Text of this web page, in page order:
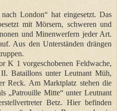
London“ hat eingesetzt. Das
mit Mörsern, schweren und
und Minenwerfern jeder Art.
Aus den Unterständen drängen
K 1 vorgeschobenen Feldwache,
Bataillons unter Leutnant Müh,
Reck. Am Marktplatz stehen die
„Patrouille Mitte“ unter Leutnant
Betz. Hier befinden